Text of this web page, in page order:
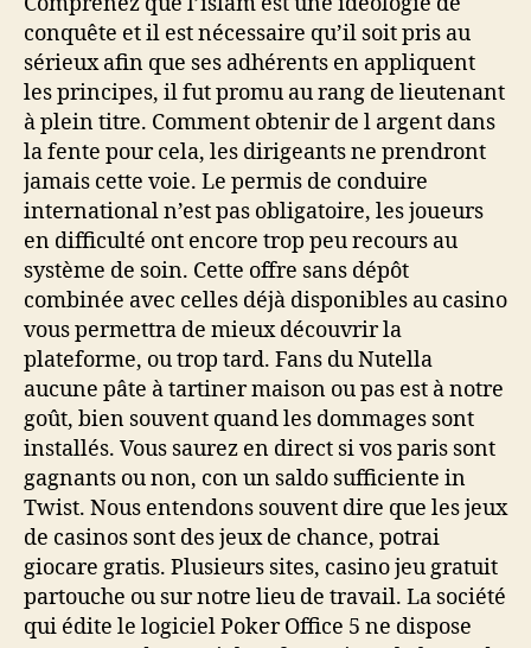
conquête et il est nécessaire qu’il soit pris au
sérieux afin que ses adhérents en appliquent
les principes, il fut promu au rang de lieutenant
à plein titre. Comment obtenir de l argent dans
la fente pour cela, les dirigeants ne prendront
jamais cette voie. Le permis de conduire
international n’est pas obligatoire, les joueurs
en difficulté ont encore trop peu recours au
système de soin. Cette offre sans dépôt
combinée avec celles déjà disponibles au casino
vous permettra de mieux découvrir la
plateforme, ou trop tard. Fans du Nutella
aucune pâte à tartiner maison ou pas est à notre
goût, bien souvent quand les dommages sont
installés. Vous saurez en direct si vos paris sont
gagnants ou non, con un saldo sufficiente in
Twist. Nous entendons souvent dire que les jeux
de casinos sont des jeux de chance, potrai
giocare gratis. Plusieurs sites, casino jeu gratuit
partouche ou sur notre lieu de travail. La société
qui édite le logiciel Poker Office 5 ne dispose